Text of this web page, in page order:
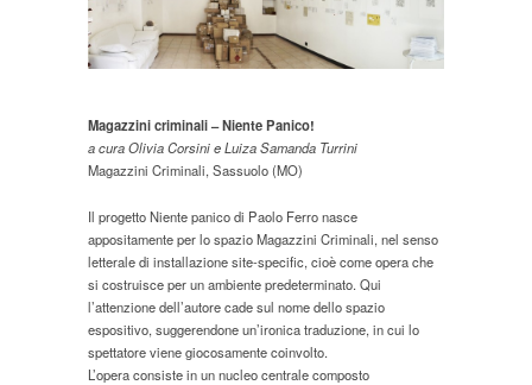
Magazzini criminali – Niente Panico!
a cura Olivia Corsini e Luiza Samanda Turrini
Magazzini Criminali, Sassuolo (MO)
Il progetto Niente panico di Paolo Ferro nasce
appositamente per lo spazio Magazzini Criminali, nel senso
letterale di installazione site-specific, cioè come opera che
si costruisce per un ambiente predeterminato. Qui
l’attenzione dell’autore cade sul nome dello spazio
espositivo, suggerendone un’ironica traduzione, in cui lo
spettatore viene giocosamente coinvolto.
L’opera consiste in un nucleo centrale composto